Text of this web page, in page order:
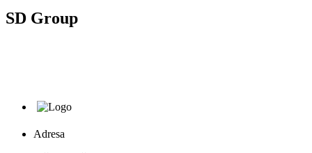
SD Group
Adresa